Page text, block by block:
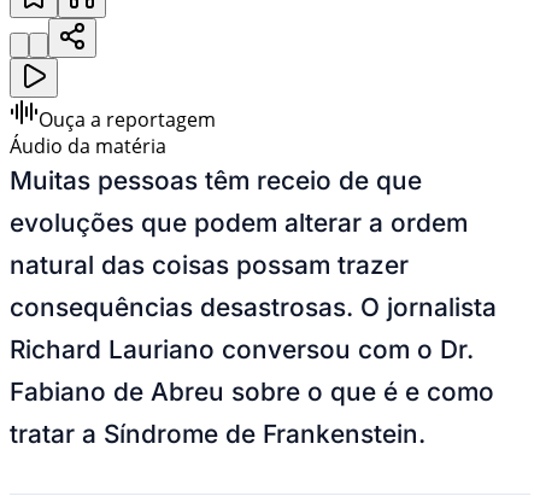
Ouça a reportagem
Áudio da matéria
Muitas pessoas têm receio de que
evoluções que podem alterar a ordem
natural das coisas possam trazer
consequências desastrosas. O jornalista
Richard Lauriano conversou com o Dr.
Fabiano de Abreu sobre o que é e como
tratar a Síndrome de Frankenstein.